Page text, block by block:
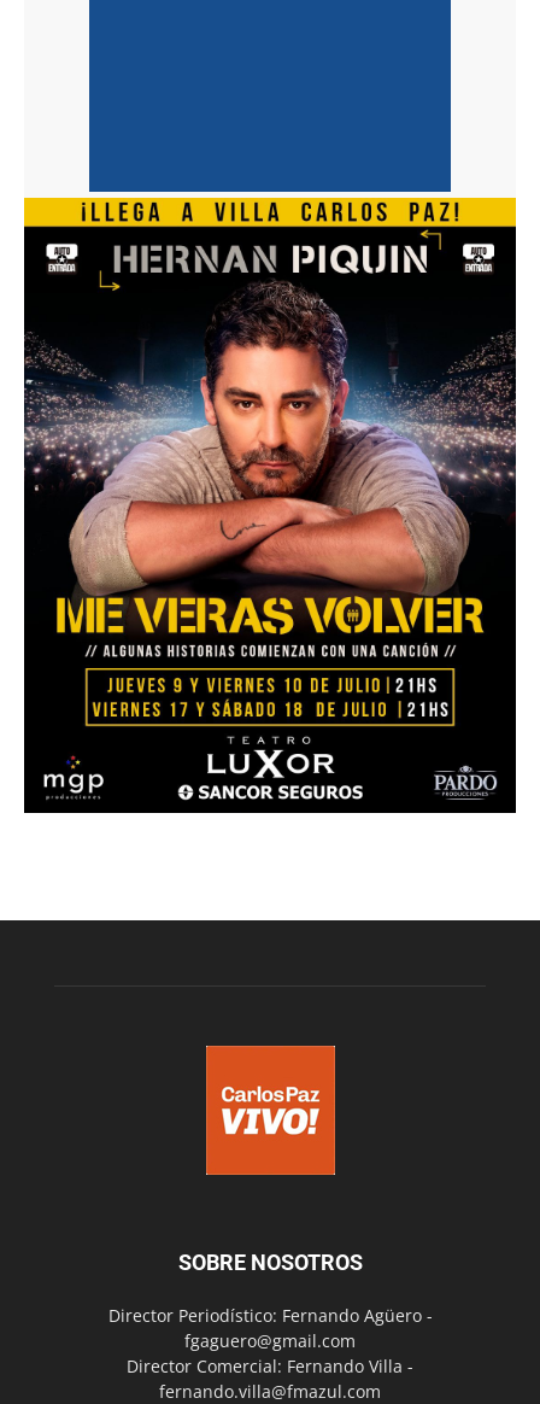
SOBRE NOSOTROS
Director Periodístico: Fernando Agüero -
fgaguero@gmail.com
Director Comercial: Fernando Villa -
fernando.villa@fmazul.com